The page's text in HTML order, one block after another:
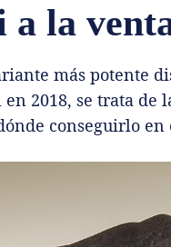
la
más potente
2018, se trata de
conseguirlo